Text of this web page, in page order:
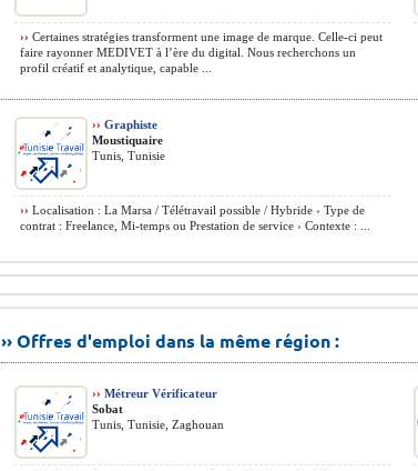
›› Certaines stratégies transforment une image de marque. Celle-ci peut
faire rayonner MEDIVET à l’ère du digital. Nous recherchons un
profil créatif et analytique, capable ...
›› Graphiste
Moustiquaire
Tunis, Tunisie
›› Localisation : La Marsa / Télétravail possible / Hybride › Type de
contrat : Freelance, Mi-temps ou Prestation de service › Contexte : ...
›› Offres d'emploi dans la même région :
›› Métreur Vérificateur
Sobat
Tunis, Tunisie, Zaghouan